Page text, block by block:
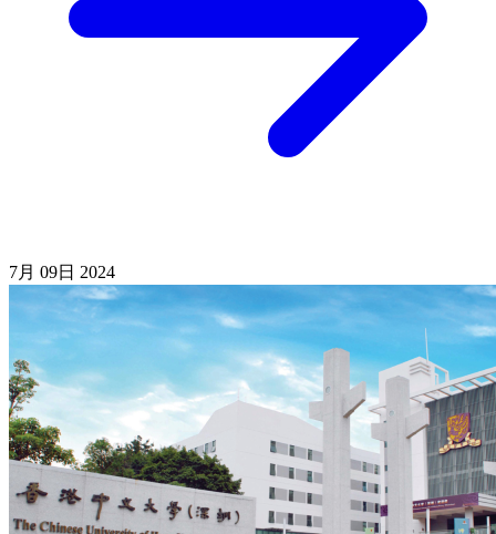
7月 09日 2024